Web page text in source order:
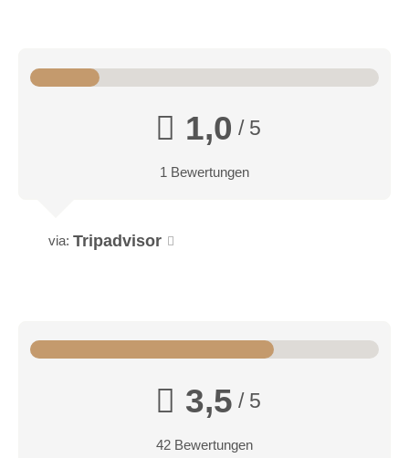
1,0 / 5
1 Bewertungen
via: Tripadvisor
3,5 / 5
42 Bewertungen